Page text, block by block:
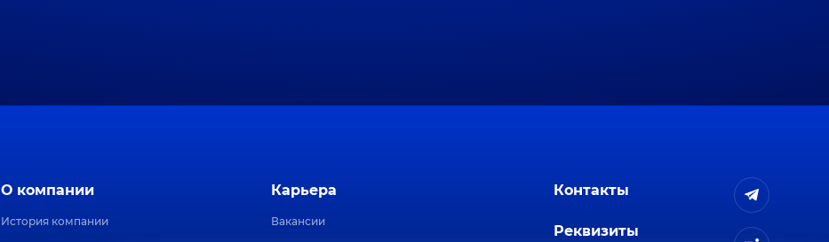
О компании
История компании
Карьера
Вакансии
Контакты
Реквизиты